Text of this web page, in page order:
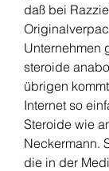
daß bei
Unternehmen
steroide
übrigen
Internet so
Steroide wie
Neckermann.
die in der